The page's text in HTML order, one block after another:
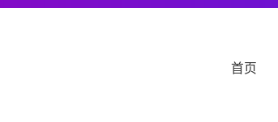
首页